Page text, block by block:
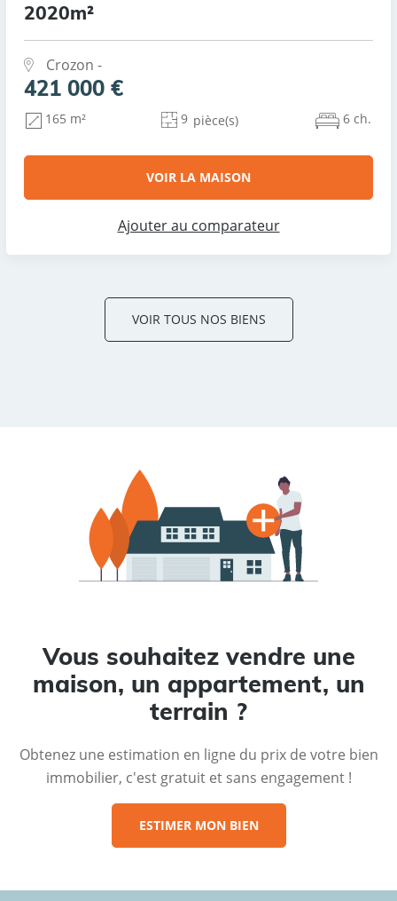
2020m²
Crozon -
421 000 €
165 m² 9 pièce(s) 6 ch.
VOIR LA MAISON
Ajouter au comparateur
VOIR TOUS NOS BIENS
Vous souhaitez vendre une
maison, un appartement, un
terrain ?
Obtenez une estimation en ligne du prix de votre bien
immobilier, c'est gratuit et sans engagement !
ESTIMER MON BIEN